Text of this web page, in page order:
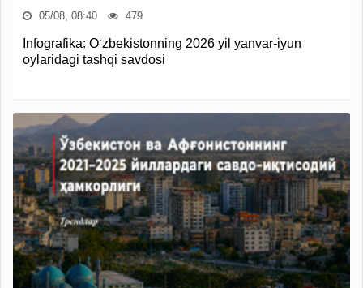
05/08, 08:40 479
Infografika: O‘zbekistonning 2026 yil yanvar-iyun
oylaridagi tashqi savdosi